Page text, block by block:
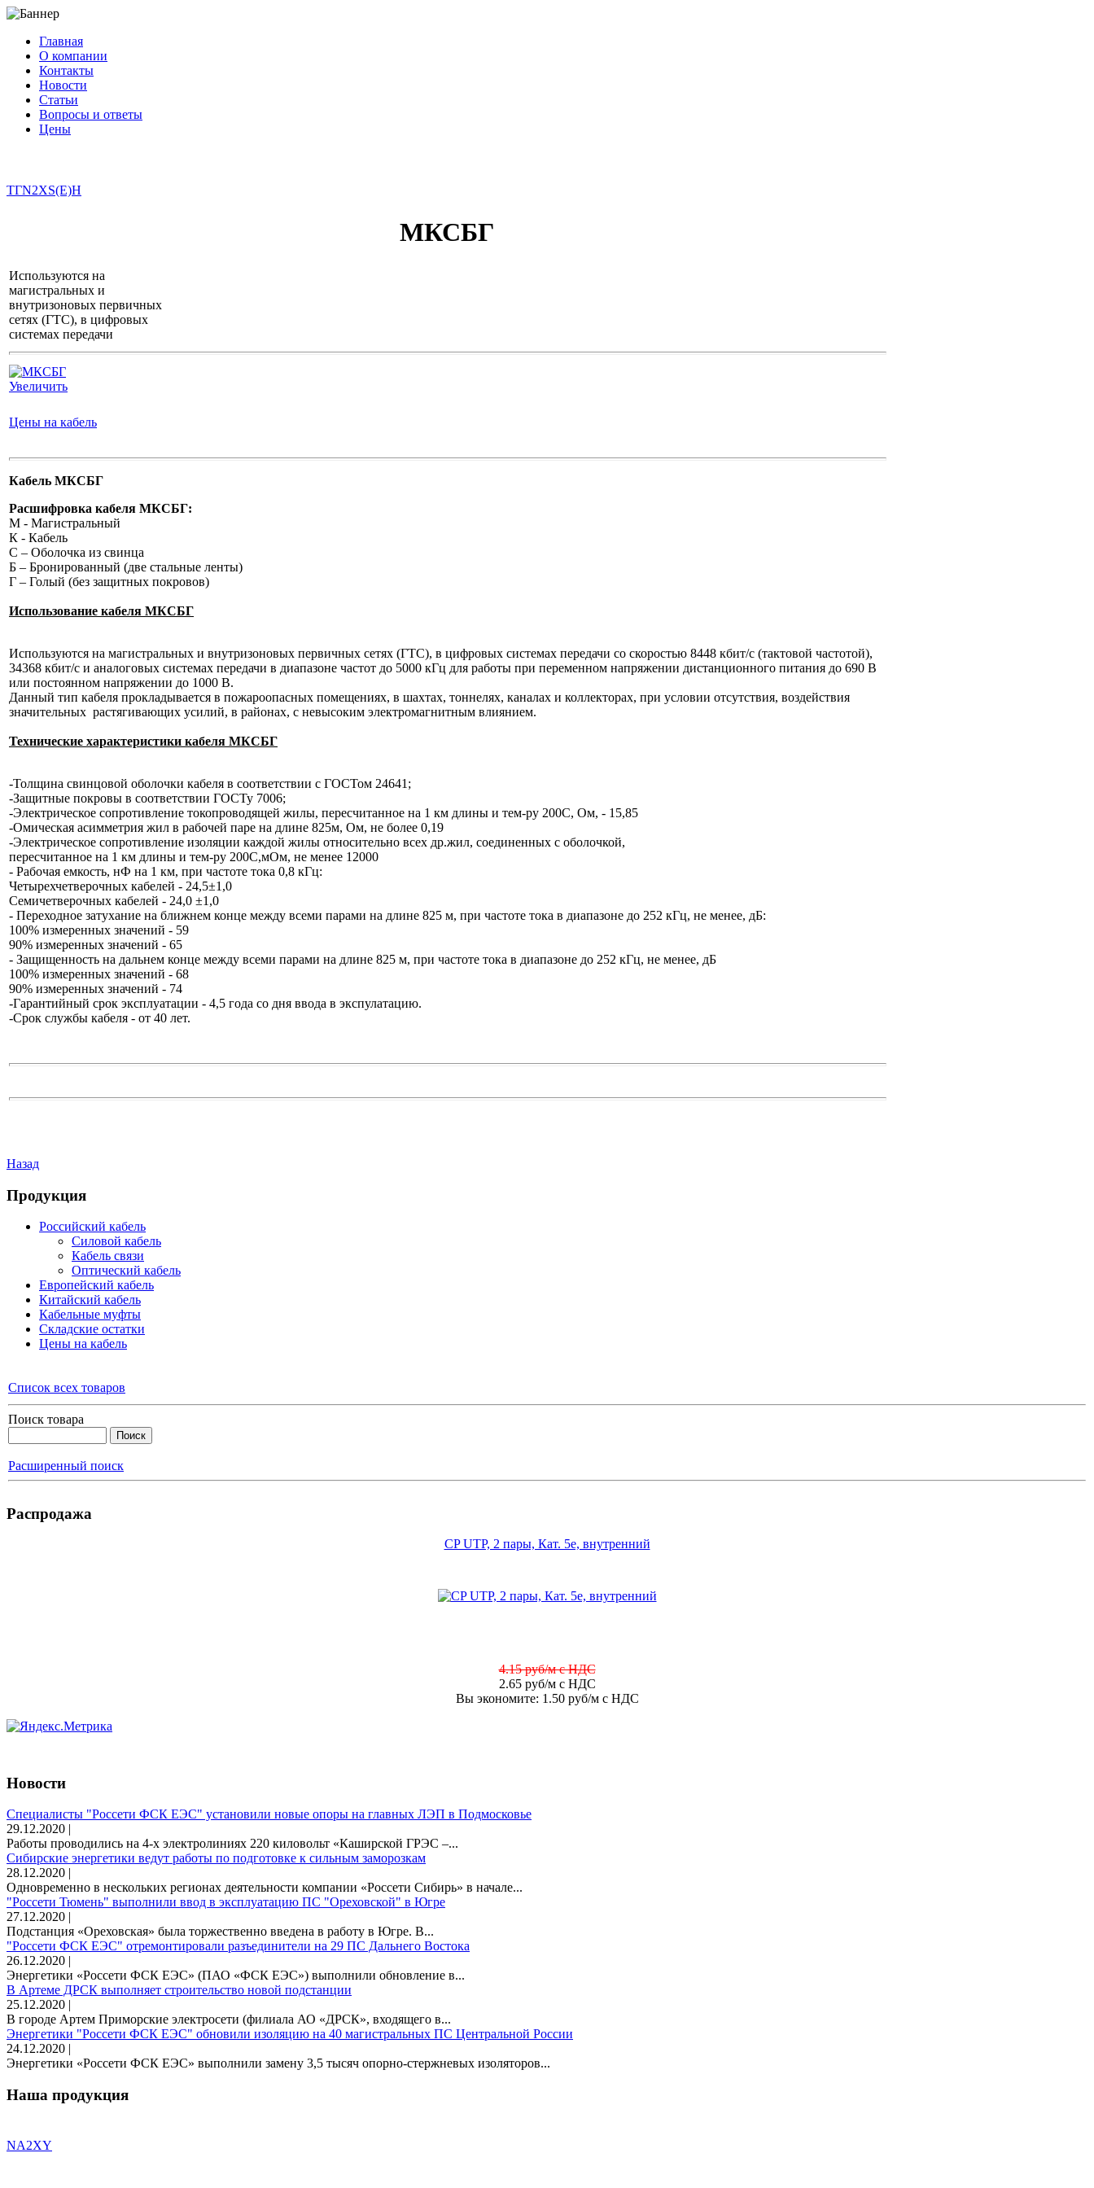
Главная
О компании
Контакты
Новости
Статьи
Вопросы и ответы
Цены
ТГN2XS(E)H
МКСБГ
Используются на
магистральных и
внутризоновых первичных
сетях (ГТС), в цифровых
системах передачи
Увеличить
Цены на кабель
Кабель МКСБГ
Расшифровка кабеля МКСБГ:
М - Магистральный
К - Кабель
С – Оболочка из свинца
Б – Бронированный (две стальные ленты)
Г – Голый (без защитных покровов)
Использование кабеля МКСБГ
Используются на магистральных и внутризоновых первичных сетях (ГТС), в цифровых системах передачи со скоростью 8448 кбит/с (тактовой частотой),
34368 кбит/с и аналоговых системах передачи в диапазоне частот до 5000 кГц для работы при переменном напряжении дистанционного питания до 690 В
или постоянном напряжении до 1000 В.
Данный тип кабеля прокладывается в пожароопасных помещениях, в шахтах, тоннелях, каналах и коллекторах, при условии отсутствия, воздействия
значительных растягивающих усилий, в районах, с невысоким электромагнитным влиянием.
Технические характеристики кабеля МКСБГ
-Толщина свинцовой оболочки кабеля в соответствии с ГОСТом 24641;
-Защитные покровы в соответствии ГОСТу 7006;
-Электрическое сопротивление токопроводящей жилы, пересчитанное на 1 км длины и тем-ру 200С, Ом, - 15,85
-Омическая асимметрия жил в рабочей паре на длине 825м, Ом, не более 0,19
-Электрическое сопротивление изоляции каждой жилы относительно всех др.жил, соединенных с оболочкой,
пересчитанное на 1 км длины и тем-ру 200С,мОм, не менее 12000
- Рабочая емкость, нФ на 1 км, при частоте тока 0,8 кГц:
Четырехчетверочных кабелей - 24,5±1,0
Семичетверочных кабелей - 24,0 ±1,0
- Переходное затухание на ближнем конце между всеми парами на длине 825 м, при частоте тока в диапазоне до 252 кГц, не менее, дБ:
100% измеренных значений - 59
90% измеренных значений - 65
- Защищенность на дальнем конце между всеми парами на длине 825 м, при частоте тока в диапазоне до 252 кГц, не менее, дБ
100% измеренных значений - 68
90% измеренных значений - 74
-Гарантийный срок эксплуатации - 4,5 года со дня ввода в экспулатацию.
-Срок службы кабеля - от 40 лет.
Назад
Продукция
Российский кабель
Силовой кабель
Кабель связи
Оптический кабель
Европейский кабель
Китайский кабель
Кабельные муфты
Складские остатки
Цены на кабель
Список всех товаров
Поиск товара
Расширенный поиск
Распродажа
CP UTP, 2 пары, Кат. 5е, внутренний
4.15 руб/м с НДС
2.65 руб/м с НДС
Вы экономите: 1.50 руб/м с НДС
Новости
Специалисты "Россети ФСК ЕЭС" установили новые опоры на главных ЛЭП в Подмосковье
29.12.2020 |
Работы проводились на 4-х электролиниях 220 киловольт «Каширской ГРЭС –...
Сибирские энергетики ведут работы по подготовке к сильным заморозкам
28.12.2020 |
Одновременно в нескольких регионах деятельности компании «Россети Сибирь» в начале...
"Россети Тюмень" выполнили ввод в эксплуатацию ПС "Ореховской" в Югре
27.12.2020 |
Подстанция «Ореховская» была торжественно введена в работу в Югре. В...
"Россети ФСК ЕЭС" отремонтировали разъединители на 29 ПС Дальнего Востока
26.12.2020 |
Энергетики «Россети ФСК ЕЭС» (ПАО «ФСК ЕЭС») выполнили обновление в...
В Артеме ДРСК выполняет строительство новой подстанции
25.12.2020 |
В городе Артем Приморские электросети (филиала АО «ДРСК», входящего в...
Энергетики "Россети ФСК ЕЭС" обновили изоляцию на 40 магистральных ПС Центральной России
24.12.2020 |
Энергетики «Россети ФСК ЕЭС» выполнили замену 3,5 тысяч опорно-стержневых изоляторов...
Наша продукция